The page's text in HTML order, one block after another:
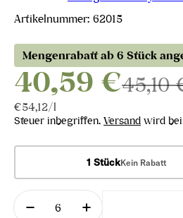
Artikelnummer: 62015
Mengenrabatt ab 6 Stück
40,59 €45,10
Stückpreis
€54,12/pro
l
Steuer inbegriffen. Versand wird
1 StückKein Rabatt
Menge